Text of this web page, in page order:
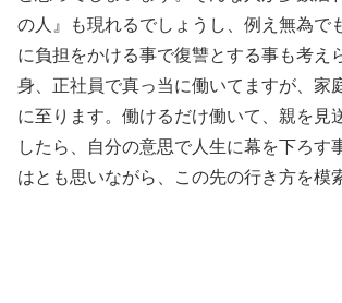
の人』も現れるでしょうし、例え無為で
に負担をかける事で復讐とする事も考え
身、正社員で真っ当に働いてますが、家
に至ります。働けるだけ働いて、親を見
したら、自分の意思で人生に幕を下ろす
はとも思いながら、この先の行き方を模